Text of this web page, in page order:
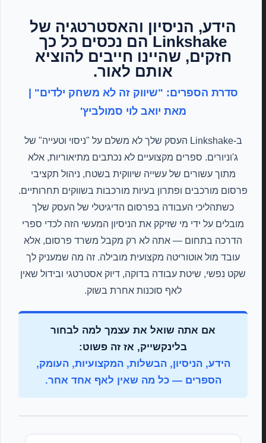
הידע, הניסיון והאסטרטגיה של
Linkshake הם נכסים כל כך
חזקים, שהיינו חייבים להוציא
אותם לאור.
סדרת הספרים: "שיווק זה לא משחק ילדים" |
מאת יואב לוי סמולביץ'
ב-Linkshake העסק שלך לא משלם על "ניסוי וטעייה" של
ג'וניורים. ספרים מקצועיים לא נכתבים מתיאוריות, אלא
מתוך עשורים של עשייה שיווקית בשטח, ניהול תקציבי
פרסום מורכבים ופתרון בעיות מורכבות בשווקים תחרותיים.
כשתהליכי העבודה בפרסום הדיגיטלי של העסק שלך
מובלים על ידי מי שזיקק את הניסיון המעשי הזה לכדי ספרי
הדרכה בתחום — אתה לא רק מקבל משרד פרסום, אלא
עובד מול אוטוריטה מקצועית מובילה. זה מה שמעניק לך
שקט נפשי, שיטת עבודה בדוקה, דיוק אסטרטגי ובידול שאין
לאף סוכנות אחרת בשוק.
אם אתה שואל את עצמך למה לבחור
בלינקשייק, אז זה פשוט:
הידע, הניסיון, הבשלות, המקצועיות, העומק,
הספרים — כל מה שאין לאף אחד אחר.